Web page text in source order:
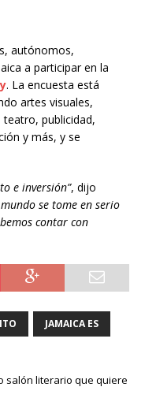
autónomos,
a participar en la
. La encuesta está
artes visuales,
publicidad,
y más, y se
e inversión”, dijo
se tome en serio
contar con
JAMAICA ES
salón literario que quiere